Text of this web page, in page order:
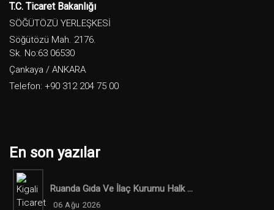
T.C. Ticaret Bakanlığı
SÖĞÜTÖZÜ YERLEŞKESİ
Söğütözü Mah. 2176.
Sk. No:63 06530
Çankaya / ANKARA
Telefon: +90 312 204 75 00
En son yazılar
Ruanda Gıda Ve İlaç Kurumu Halk ...
06 Ağu 2026